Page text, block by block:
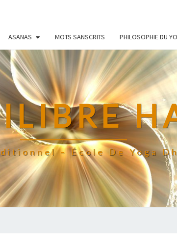
ASANAS MOTS SANSCRITS PHILOSOPHIE DU
– École De Yoga